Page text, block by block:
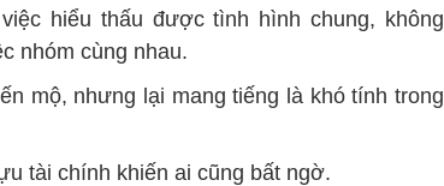
hiểu thấu được tình hình chung, không
nhóm cùng nhau.
mộ, nhưng lại mang tiếng là khó tính trong
tài chính khiến ai cũng bất ngờ.